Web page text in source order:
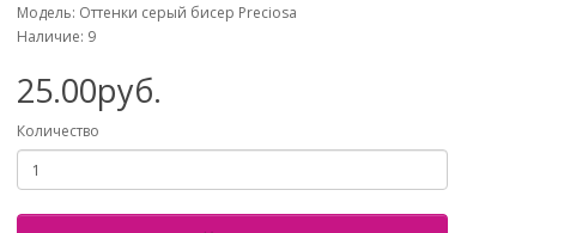
Модель: Оттенки серый бисер Preciosa
Наличие: 9
25.00руб.
Количество